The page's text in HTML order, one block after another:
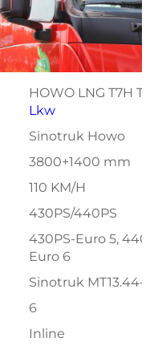
HOWO LNG T7H
Lkw
Sinotruk Howo
3800+1400 mm
110 KM/H
430PS/440PS
430PS-Euro 5,
Euro 6
Sinotruk MT13.44-
6
Inline